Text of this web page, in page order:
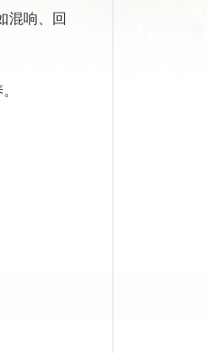
混响、回